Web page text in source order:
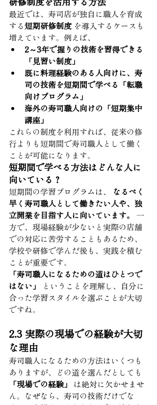
最近では、寿司店が独自に職人を育成
する短期研修制度 を導入するケースも
増えています。例えば、
2～3年で握りの技術を習得できる
「見習い制度」
既に料理経験のある人向けに、寿
司の技術を短期間で学べる「転職
向けプログラム」
海外の寿司職人向けの「短期集中
講座」
これらの制度を利用すれば、従来の修
行よりも短期間で寿司職人として働く
ことが可能になります。
短期間で学べる方法はどんな人に
向いている？
短期間の学習プログラムは、 なるべく
早く寿司職人として働きたい人や、独
立開業を目指す人に向いています。 一
方で、現場経験が少ないと実際の店舗
での対応に苦労することもあるため、
学校や研修で学んだ後も、実践を積む
ことが重要です。
「寿司職人になるための道はひとつで
はない」
ということを理解し、自分に
合った学習スタイルを選ぶことが大切
ですね。
2.3 実際の現場での経験が大切
な理由
寿司職人になるための方法はいくつも
ありますが、どの道を選んだとしても
「現場での経験」
は絶対に欠かせませ
ん。なぜなら、寿司の技術だけでな